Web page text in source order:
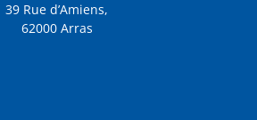
39 Rue d’Amiens,
62000 Arras